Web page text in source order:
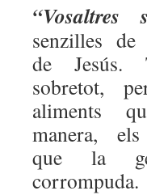
senzilles
de
sobretot,
aliments
manera,
que la
corrompuda.